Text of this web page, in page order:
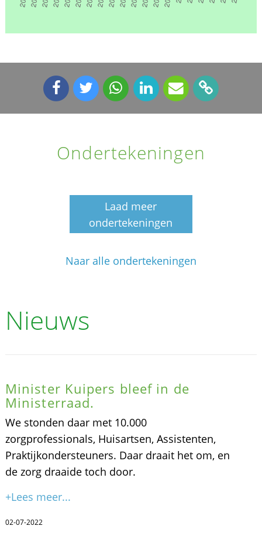
Ondertekeningen
Laad meer
ondertekeningen
Naar alle ondertekeningen
Nieuws
Minister Kuipers bleef in de
Ministerraad.
We stonden daar met 10.000
zorgprofessionals, Huisartsen, Assistenten,
Praktijkondersteuners. Daar draait het om, en
de zorg draaide toch door.
+Lees meer...
02-07-2022